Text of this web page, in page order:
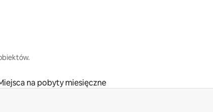
na pobyty miesięczne